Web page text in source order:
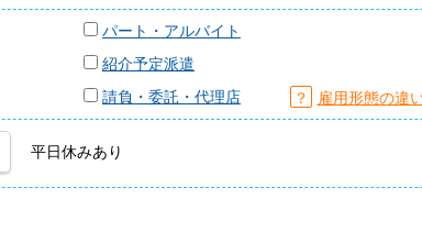
パート・アルバイト
紹介予定派遣
請負・委託・代理店 ？ 雇用形態の違
平日休みあり